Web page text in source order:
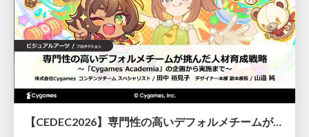
【CEDEC2026】専門性の高いデフォルメチームが挑んだ人材育成戦略 〜Cygames Academiaの企画から実施まで〜